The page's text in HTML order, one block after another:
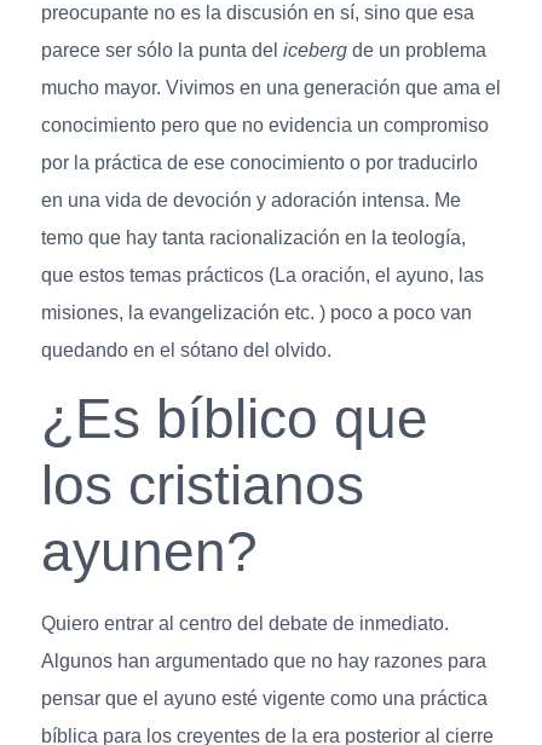
preocupante no es la discusión en sí, sino que esa
parece ser sólo la punta del icebergde un problema
mucho mayor. Vivimos en una generación que ama el
conocimiento pero que no evidencia un compromiso
por la práctica de ese conocimiento o por traducirlo
en una vida de devoción y adoración intensa. Me
temo que hay tanta racionalización en la teología,
que estos temas prácticos (La oración, el ayuno, las
misiones, la evangelización etc. ) poco a poco van
quedando en el sótano del olvido.
¿Es bíblico que
los cristianos
ayunen?
Quiero entrar al centro del debate de inmediato.
Algunos han argumentado que no hay razones para
pensar que el ayuno esté vigente como una práctica
bíblica para los creyentes de la era posterior al cierre